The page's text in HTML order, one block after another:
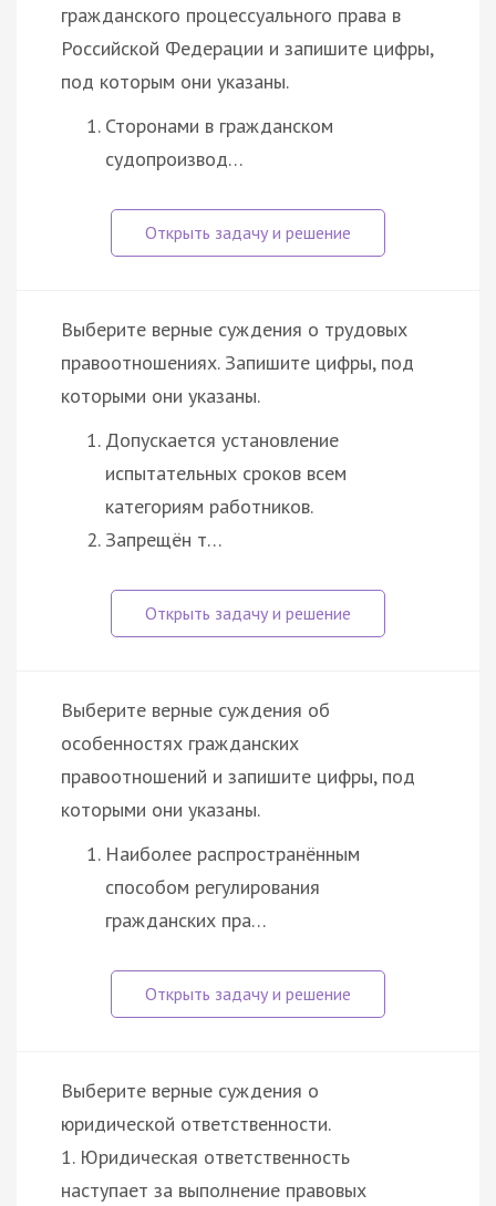
гражданского процессуального права в
Российской Федерации и запишите цифры,
под которым они указаны.
Сторонами в гражданском
судопроизвод…
Выберите верные суждения о трудовых
правоотношениях. Запишите цифры, под
которыми они указаны.
Допускается установление
испытательных сроков всем
категориям работников.
Запрещён т…
Выберите верные суждения об
особенностях гражданских
правоотношений и запишите цифры, под
которыми они указаны.
Наиболее распространённым
способом регулирования
гражданских пра…
Выберите верные суждения о
юридической ответственности.
1. Юридическая ответственность
наступает за выполнение правовых